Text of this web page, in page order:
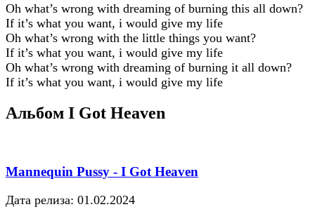
Oh what’s wrong with dreaming of burning this all down?
If it’s what you want, i would give my life
Oh what’s wrong with the little things you want?
If it’s what you want, i would give my life
Oh what’s wrong with dreaming of burning it all down?
If it’s what you want, i would give my life
Альбом I Got Heaven
Mannequin Pussy - I Got Heaven
Дата релиза: 01.02.2024